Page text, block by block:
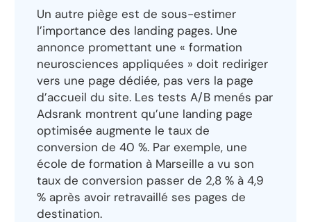
Un autre piège est de sous-estimer
l’importance des landing pages. Une
annonce promettant une « formation
neurosciences appliquées » doit rediriger
vers une page dédiée, pas vers la page
d’accueil du site. Les tests A/B menés par
Adsrank montrent qu’une landing page
optimisée augmente le taux de
conversion de 40 %. Par exemple, une
école de formation à Marseille a vu son
taux de conversion passer de 2,8 % à 4,9
% après avoir retravaillé ses pages de
destination.